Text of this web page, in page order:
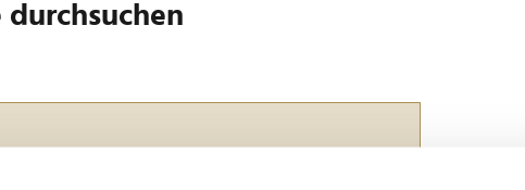
durchsuchen
enthalten: Setzen Sie die gesuchten